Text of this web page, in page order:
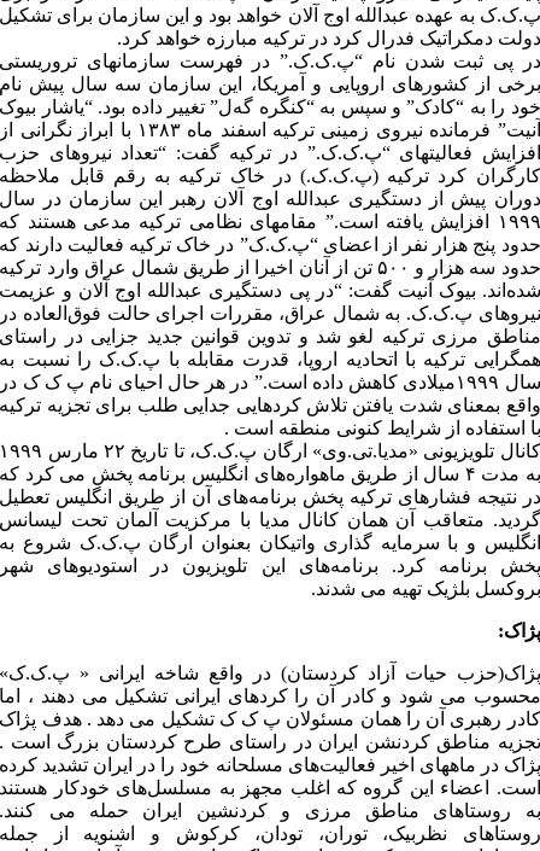
پ.ک.ک به عهده عبدالله اوج آلان خواهد بود و این سازمان برای تشکیل
دولت دمکراتیک فدرال کرد در ترکیه مبارزه خواهد کرد.
در پی ثبت شدن نام “پ.ک.ک.” در فهرست سازمانهای تروریستی
برخی از کشورهای اروپایی و آمریکا، این سازمان سه سال پیش نام
خود را به “کادک” و سپس به “کنگره گه‌ل” تغییر داده بود. “یاشار بیوک
آنیت” فرمانده نیروی زمینی ترکیه اسفند ماه ۱۳۸۳ با ابراز نگرانی از
افزایش فعالیتهای “پ.ک.ک.” در ترکیه گفت: “تعداد نیروهای حزب
کارگران کرد ترکیه (پ.ک.ک.) در خاک ترکیه به رقم قابل ملاحظه
دوران پیش از دستگیری عبدالله اوج آلان رهبر این سازمان در سال
۱۹۹۹ افزایش یافته است.” مقامهای نظامی ترکیه مدعی هستند که
حدود پنج هزار نفر از اعضای “پ.ک.ک” در خاک ترکیه فعالیت دارند که
حدود سه هزار و ۵۰۰ تن از آنان اخیرا از طریق شمال عراق وارد ترکیه
شده‌اند. بیوک آنیت گفت: “در پی دستگیری عبدالله اوج آلان و عزیمت
نیروهای پ.ک.ک. به شمال عراق، مقررات اجرای حالت فوق‌العاده در
مناطق مرزی ترکیه لغو شد و تدوین قوانین جدید جزایی در راستای
همگرایی ترکیه با اتحادیه اروپا، قدرت مقابله با پ.ک.ک را نسبت به
سال ۱۹۹۹میلادی کاهش داده است.” در هر حال احیای نام پ ک ک در
واقع بمعنای شدت یافتن تلاش کردهایی جدایی طلب برای تجزیه ترکیه
با استفاده از شرایط کنونی منطقه است .
کانال تلویزیونی «مدیا.تی.وی» ارگان پ.ک.ک، تا تاریخ ۲۲ مارس ۱۹۹۹
به مدت ۴ سال از طریق ماهواره‌های انگلیس برنامه پخش می کرد که
در نتیجه فشارهای ترکیه پخش برنامه‌های آن از طریق انگلیس تعطیل
گردید. متعاقب آن همان کانال مدیا با مرکزیت آلمان تحت لیسانس
انگلیس و با سرمایه گذاری واتیکان بعنوان ارگان پ.ک.ک شروع به
پخش برنامه کرد. برنامه‌های این تلویزیون در استودیوهای شهر
بروکسل بلژیک تهیه می شدند.
پژاک:
پژاک(حزب حیات آزاد کردستان) در واقع شاخه ایرانی « پ.ک.ک»
محسوب می شود و کادر آن را کردهای ایرانی تشکیل می دهند ، اما
کادر رهبری آن را همان مسئولان پ ک ک تشکیل می دهد . هدف پژاک
تجزیه مناطق کردنشن ایران در راستای طرح کردستان بزرگ است .
پژاک در ماههای اخیر فعالیت‌های مسلحانه خود را در ایران تشدید کرده
‌است. اعضاء این گروه که اغلب مجهز به مسلسل‌های خودکار هستند
به روستاهای مناطق مرزی و کردنشین ایران حمله می کنند.
روستاهای نظربیک، توران، تودان، کرکوش و اشنویه از جمله